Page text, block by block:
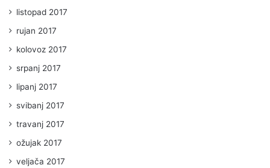
listopad 2017
rujan 2017
kolovoz 2017
srpanj 2017
lipanj 2017
svibanj 2017
travanj 2017
ožujak 2017
veljača 2017